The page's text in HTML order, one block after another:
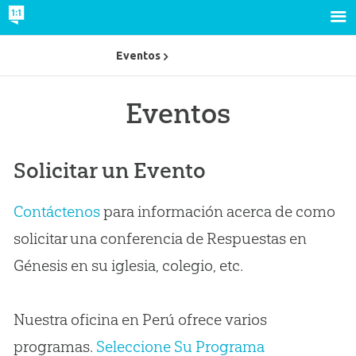
Eventos
Solicitar un Evento
Contáctenospara información acerca de como
solicitar una conferencia de Respuestas en
Génesis en su iglesia, colegio, etc.
Nuestra oficina en Perú ofrece varios
programas. Seleccione Su Programa
Eventos